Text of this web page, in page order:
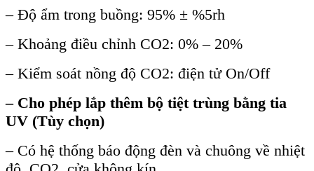
– Độ ẩm trong buồng: 95% ± %5rh
– Khoảng điều chỉnh CO2: 0% – 20%
– Kiểm soát nồng độ CO2: điện tử On/Off
– Cho phép lắp thêm bộ tiệt trùng bằng tia
UV (Tùy chọn)
– Có hệ thống báo động đèn và chuông về nhiệt